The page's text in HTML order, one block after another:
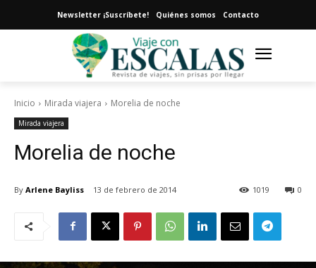
Newsletter ¡Suscríbete! Quiénes somos Contacto
Inicio Mirada viajera Morelia de noche
Mirada viajera
Morelia de noche
By Arlene Bayliss 13 de febrero de 2014 0
1019